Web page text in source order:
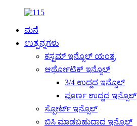
ಮನೆ
ಉತ್ಪನ್ನಗಳು
ಕಸ್ಟಮ್ ಇನ್ಸೊಲ್ ಯಂತ್ರ
ಆರ್ಥೋಟಿಕ್ ಇನ್ಸೊಲ್
3/4 ಉದ್ದದ ಇನ್ಸೊಲ್
ಪೂರ್ಣ ಉದ್ದದ ಇನ್ಸೊಲ್
ಸ್ಪೋರ್ಟ್ ಇನ್ಸೊಲ್
ಬಿಸಿ ಮಾಡಬಹುದಾದ ಇನ್ಸೊಲ್